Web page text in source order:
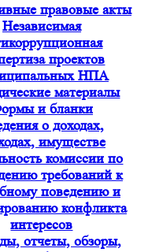
правовые акты
Независимая
проектов
НПА
материалы
и бланки
о доходах,
имуществе
комиссии по
требований к
поведению и
конфликта
интересов
отчеты, обзоры,